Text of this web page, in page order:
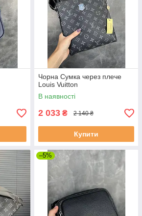
Чорна Сумка через плече
Louis Vuitton
В наявності
2 033 ₴ 2 140 ₴
Купити
–5%